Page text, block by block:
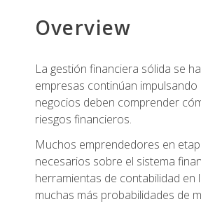
Overview
La gestión financiera sólida se
empresas continúan
negocios deben comprender
riesgos financieros.
Muchos emprendedores en
necesarios sobre el sistema
herramientas de contabilidad
muchas más probabilidades de